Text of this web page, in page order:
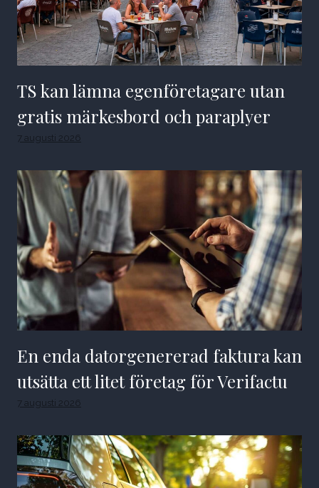
TS kan lämna egenföretagare utan
gratis märkesbord och paraplyer
7 augusti 2026
En enda datorgenererad faktura kan
utsätta ett litet företag för Verifactu
7 augusti 2026